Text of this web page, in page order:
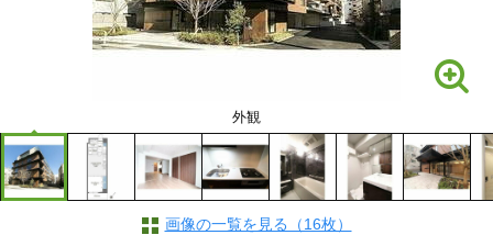
外観
画像の一覧を見る（16枚）